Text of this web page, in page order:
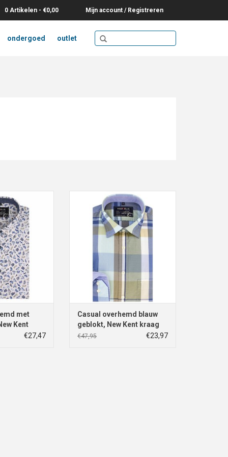
0 Artikelen - €0,00 Mijn account / Registreren
ondergoed outlet
met fraaie
kraag
WINKELWAGEN
met
Kent
€27,47
Casual overhemd blauw geblokt,
New Kent kraag
TOEVOEGEN AAN WINKELWAGEN
Casual overhemd blauw
geblokt, New Kent kraag
€47,95 €23,97